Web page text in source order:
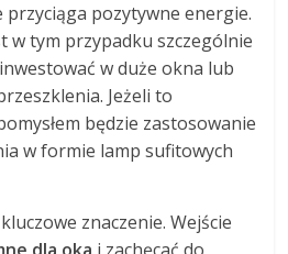
przyciąga pozytywne energie.
w tym przypadku szczególnie
w duże okna lub
Jeżeli to
będzie zastosowanie
w formie lamp sufitowych
znaczenie. Wejście